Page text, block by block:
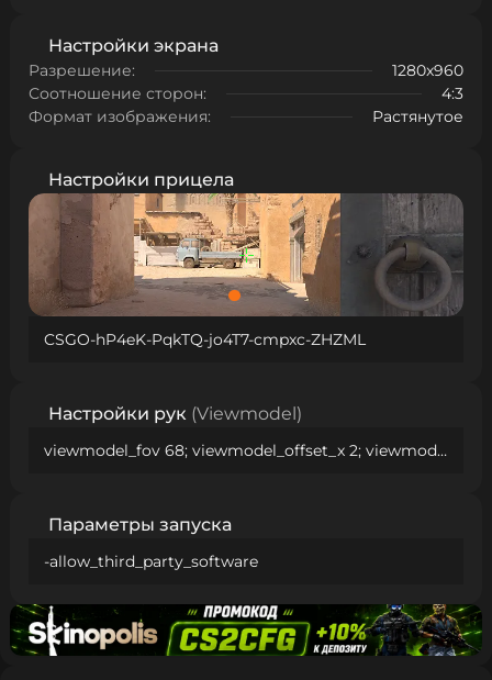
Настройки экрана
Разрешение:
1280x960
Соотношение сторон:
4:3
Формат изображения:
Растянутое
Настройки прицела
CSGO-hP4eK-PqkTQ-jo4T7-cmpxc-ZHZML
Настройки рук (Viewmodel)
viewmodel_fov 68; viewmodel_offset_x 2; viewmodel_offset_y 2; viewmodel_offset_z -2; viewmodel_presetpos 1;
Параметры запуска
-allow_third_party_software